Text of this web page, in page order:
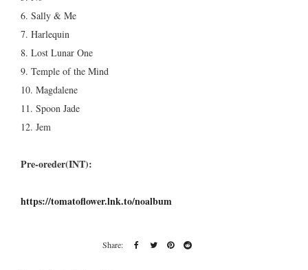
6. Sally & Me
7. Harlequin
8. Lost Lunar One
9. Temple of the Mind
10. Magdalene
11. Spoon Jade
12. Jem
Pre-oreder(INT):
https://tomatoflower.lnk.to/noalbum